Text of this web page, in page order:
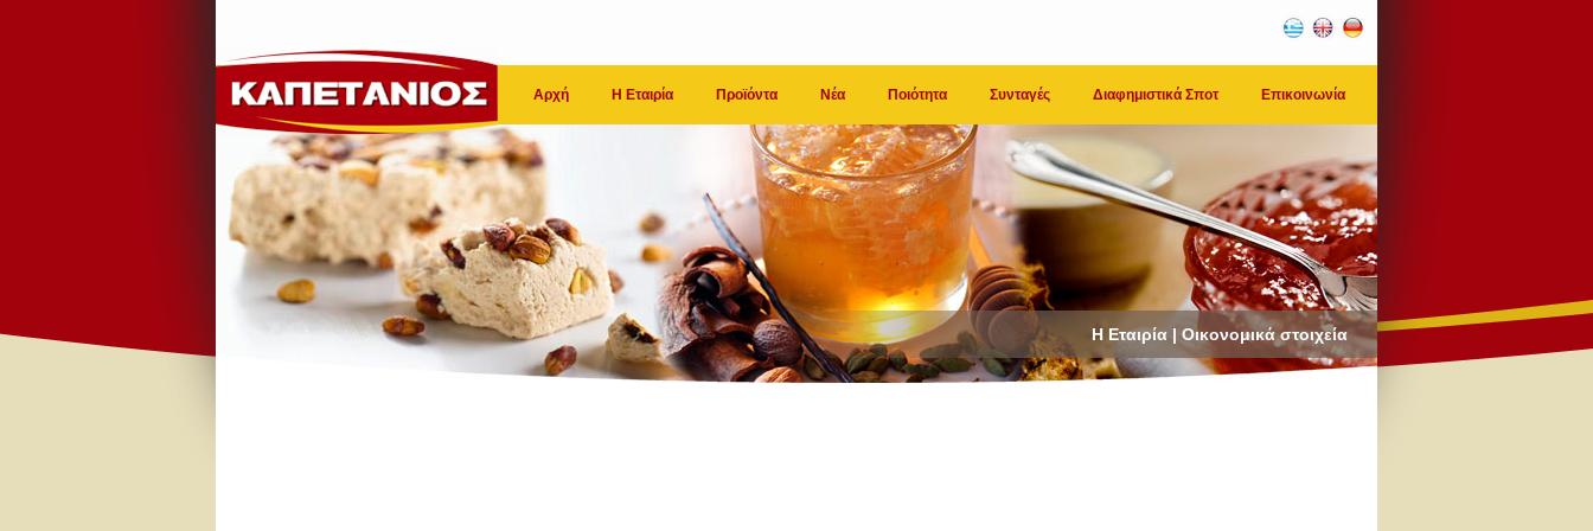
Αρχή Η Εταιρία Προϊόντα Νέα Ποιότητα Συνταγές Διαφημιστικά Σποτ Επικοινωνία
Η Εταιρία | Οικονομικά στοιχεία